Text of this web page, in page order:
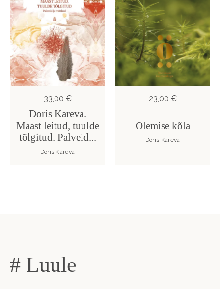
33,00 €
Doris Kareva.
Maast leitud, tuulde
tõlgitud. Palveid...
Doris Kareva
23,00 €
Olemise kõla
Doris Kareva
# Luule